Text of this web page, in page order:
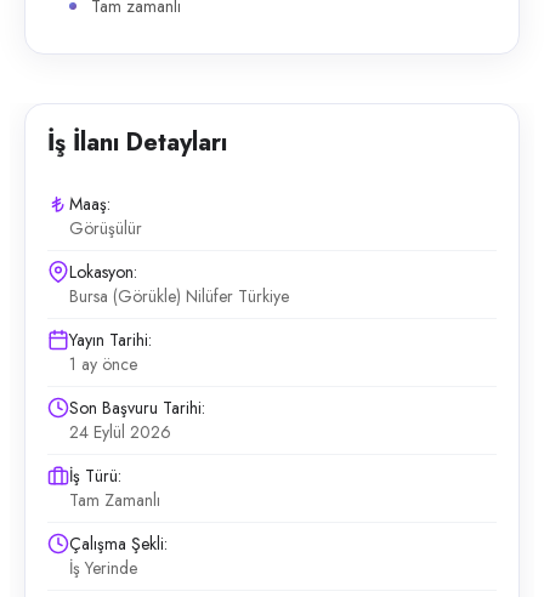
Tam zamanlı
İş İlanı Detayları
Maaş:
Görüşülür
Lokasyon:
Bursa (Görükle) Nilüfer Türkiye
Yayın Tarihi:
1 ay önce
Son Başvuru Tarihi:
24 Eylül 2026
İş Türü:
Tam Zamanlı
Çalışma Şekli:
İş Yerinde